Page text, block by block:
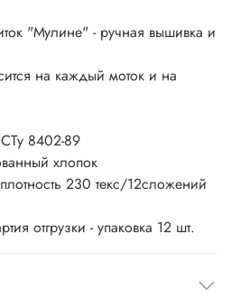
"Мулине" - ручная вышивка и
на каждый моток и на
8402-89
хлопок
230 текс/12сложений
отгрузки - упаковка 12 шт.